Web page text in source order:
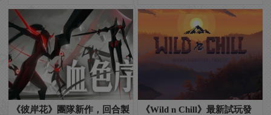
《彼岸花》團隊新作，回合製
《Wild n Chill》最新試玩發